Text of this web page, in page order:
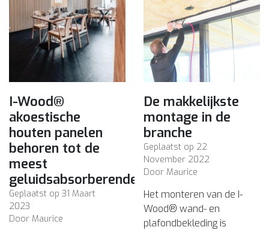
I-Wood®
akoestische
houten panelen
behoren tot de
meest
geluidsabsorberende!
Geplaatst op 31 Maart
2023
Door Maurice
De makkelijkste
montage in de
branche
Geplaatst op 22
November 2022
Door Maurice
Het monteren van de I-
Wood® wand- en
plafondbekleding is